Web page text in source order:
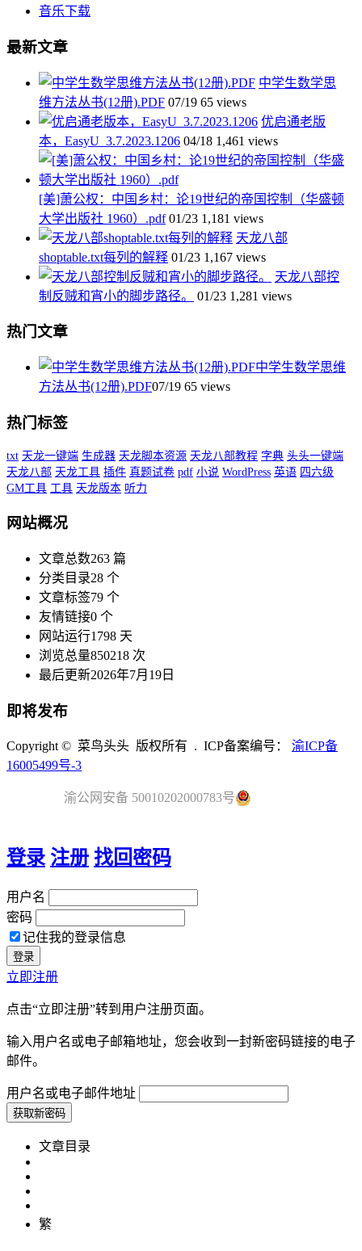
音乐下载
最新文章
中学生数学思
维方法丛书(12册).PDF 07/19 65 views
优启通老版
本，EasyU_3.7.2023.1206 04/18 1,461 views
[美]萧公权：中国乡村：论19世纪的帝国控制（华盛顿
大学出版社 1960）.pdf 01/23 1,181 views
天龙八部
shoptable.txt每列的解释 01/23 1,167 views
天龙八部控
制反贼和宵小的脚步路径。
01/23 1,281 views
热门文章
中学生数学思维
方法丛书(12册).PDF07/19 65 views
热门标签
txt 天龙一键端 生成器 天龙脚本资源 天龙八部教程 字典 头头一键端
天龙八部 天龙工具 插件 真题试卷 pdf 小说 WordPress 英语 四六级
GM工具 工具 天龙版本 听力
网站概况
文章总数263 篇
分类目录28 个
文章标签79 个
友情链接0 个
网站运行1798 天
浏览总量850218 次
最后更新2026年7月19日
即将发布
Copyright © 菜鸟头头 版权所有 . ICP备案编号： 渝ICP备
16005499号-3
渝公网安备 50010202000783号
登录 注册 找回密码
用户名
密码
记住我的登录信息
立即注册
点击“立即注册”转到用户注册页面。
输入用户名或电子邮箱地址，您会收到一封新密码链接的电子
邮件。
用户名或电子邮件地址
文章目录
繁